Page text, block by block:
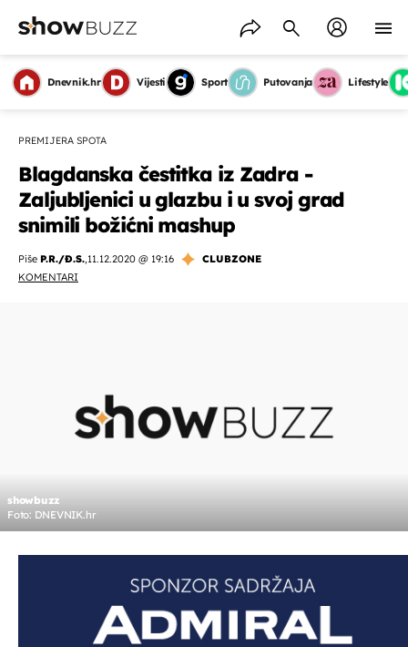
Dnevnik.hr Vijesti Sport Putovanja Lifestyle
PREMIJERA SPOTA
Blagdanska čestitka iz Zadra -
Zaljubljenici u glazbu i u svoj grad
snimili božićni mashup
Piše P.R./Đ.S.,11.12.2020 @ 19:16
CLUBZONE
KOMENTARI
showbuzz
Foto: DNEVNIK.hr